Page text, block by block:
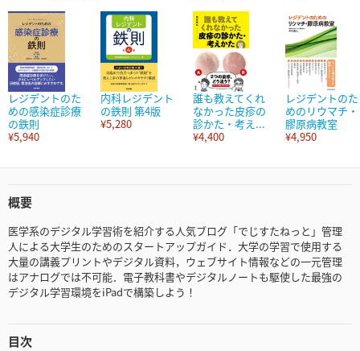
レジデントのた
めの感染症診療
の鉄則
¥5,940
内科レジデント
の鉄則 第4版
¥5,280
誰も教えてくれ
なかった皮疹の
診かた・考え...
¥4,400
レジデントのた
めのリウマチ・
膠原病教室
¥4,950
概要
医学系のデジタル学習術を紹介する人気ブログ「でじすたねっと」管理
人による大学生のためのスタートアップガイド．大学の学習で使用する
大量の講義プリントやデジタル資料，ウェブサイト情報などの一元管理
はアナログでは不可能．電子教科書やデジタルノートも駆使した最強の
デジタル学習環境をiPadで構築しよう！
目次